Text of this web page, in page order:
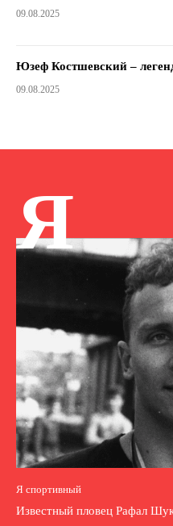
09.08.2025
Юзеф Костшевский –
09.08.2025
Я
Я спортивный
Известный пловец Рафал